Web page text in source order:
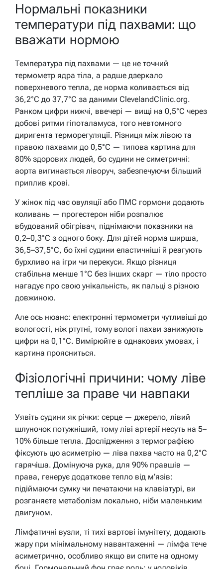
Нормальні показники
температури під пахвами: що
вважати нормою
Температура під пахвами — це не точний
термометр ядра тіла, а радше дзеркало
поверхневого тепла, де норма коливається від
36,2°C до 37,7°C за даними ClevelandClinic.org.
Ранком цифри нижчі, ввечері — вищі на 0,5°C через
добові ритми гіпоталамуса, того невтомного
диригента терморегуляції. Різниця між лівою та
правою пахвами до 0,5°C — типова картина для
80% здорових людей, бо судини не симетричні:
аорта вигинається ліворуч, забезпечуючи більший
приплив крові.
У жінок під час овуляції або ПМС гормони додають
коливань — прогестерон ніби розпалює
вбудований обігрівач, піднімаючи показники на
0,2–0,3°C з одного боку. Для дітей норма ширша,
36,5–37,5°C, бо їхні судини еластичніші й реагують
бурхливо на ігри чи перекуси. Якщо різниця
стабільна менше 1°C без інших скарг — тіло просто
нагадує про свою унікальність, як пальці з різною
довжиною.
Але ось нюанс: електронні термометри чутливіші до
вологості, ніж ртутні, тому вологі пахви занижують
цифри на 0,1°C. Вимірюйте в однакових умовах, і
картина проясниться.
Фізіологічні причини: чому ліве
тепліше за праве чи навпаки
Уявіть судини як річки: серце — джерело, лівий
шлуночок потужніший, тому ліві артерії несуть на 5–
10% більше тепла. Дослідження з термографією
фіксують цю асиметрію — ліва пахва часто на 0,2°C
гарячіша. Домінуюча рука, для 90% правшів —
права, генерує додаткове тепло від м’язів:
підіймаючи сумку чи печатаючи на клавіатурі, ви
розганяєте метаболізм локально, ніби маленьким
двигуном.
Лімфатичні вузли, ті тихі вартові імунітету, додають
жару при мінімальному навантаженні — лімфа тече
асиметрично, особливо якщо ви спите на одному